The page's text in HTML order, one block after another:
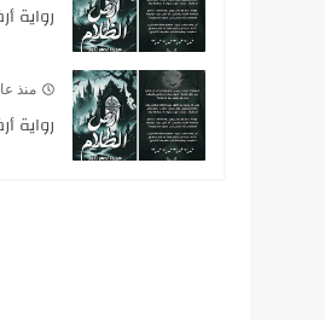
رواية
منذ
رواية